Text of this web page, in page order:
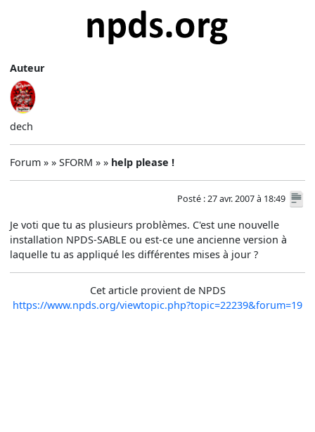
Auteur
dech
Forum » » SFORM » » help please !
Posté : 27 avr. 2007 à 18:49
Je voti que tu as plusieurs problèmes. C'est une nouvelle
installation NPDS-SABLE ou est-ce une ancienne version à
laquelle tu as appliqué les différentes mises à jour ?
Cet article provient de NPDS
https://www.npds.org/viewtopic.php?topic=22239&forum=19